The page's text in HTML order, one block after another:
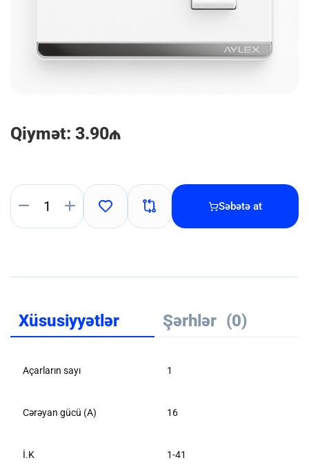
Qiymət: 3.90₼
Səbətə at
Xüsusiyyətlər Şərhlər (0)
Açarların sayı 1
Cərəyan gücü (A) 16
İ.K 1-41